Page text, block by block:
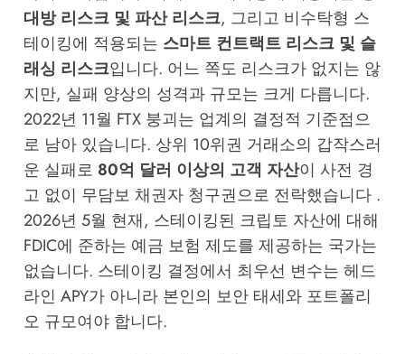
대방 리스크 및 파산 리스크, 그리고 비수탁형 스
테이킹에 적용되는 스마트 컨트랙트 리스크 및 슬
래싱 리스크입니다. 어느 쪽도 리스크가 없지는 않
지만, 실패 양상의 성격과 규모는 크게 다릅니다.
2022년 11월 FTX 붕괴는 업계의 결정적 기준점으
로 남아 있습니다. 상위 10위권 거래소의 갑작스러
운 실패로 80억 달러 이상의 고객 자산이 사전 경
고 없이 무담보 채권자 청구권으로 전락했습니다 .
2026년 5월 현재, 스테이킹된 크립토 자산에 대해
FDIC에 준하는 예금 보험 제도를 제공하는 국가는
없습니다. 스테이킹 결정에서 최우선 변수는 헤드
라인 APY가 아니라 본인의 보안 태세와 포트폴리
오 규모여야 합니다.